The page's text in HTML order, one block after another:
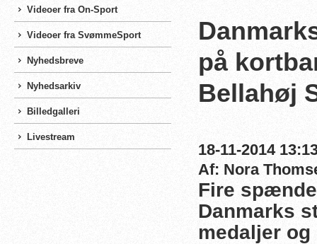
Videoer fra On-Sport
Videoer fra SvømmeSport
Nyhedsbreve
Nyhedsarkiv
Billedgalleri
Livestream
på
Bellahøj
18-11-2014
Af: Nora
Fire
Danmarks
medaljer